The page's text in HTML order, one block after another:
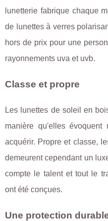
lunetterie fabrique chaque
de lunettes à verres
hors de prix pour une
rayonnements uva et uvb.
Classe et propre
Les lunettes de soleil en
manière qu'elles
acquérir. Propre et classe,
demeurent cependant un
compte le talent et tout le
ont été conçues.
Une protection